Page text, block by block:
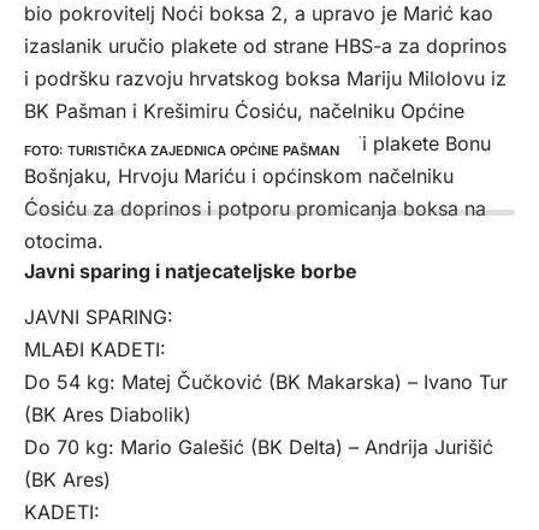
TURISTIČKA ZAJEDNICA OPĆINE PAŠMAN
bio pokrovitelj Noći boksa 2, a upravo je Marić kao
izaslanik uručio plakete od strane HBS-a za doprinos
i podršku razvoju hrvatskog boksa Mariju Milolovu iz
BK Pašman i Krešimiru Ćosiću, načelniku Općine
Pašman. Ujedno su i domaćini predali plakete Bonu
Bošnjaku, Hrvoju Mariću i općinskom načelniku
Ćosiću za doprinos i potporu promicanja boksa na
otocima.
Javni sparing i natjecateljske borbe
JAVNI SPARING:
MLAĐI KADETI:
Do 54 kg: Matej Čučković (BK Makarska) – Ivano Tur
(BK Ares Diabolik)
Do 70 kg: Mario Galešić (BK Delta) – Andrija Jurišić
(BK Ares)
KADETI: